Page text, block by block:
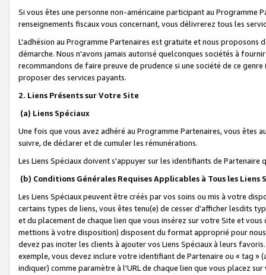
Si vous êtes une personne non-américaine participant au
renseignements fiscaux vous concernant, vous délivrerez tous les
L'adhésion au Programme Partenaires est gratuite et nous proposons
démarche. Nous n'avons jamais autorisé quelconques sociétés à
recommandons de faire preuve de prudence si une société de ce
proposer des services payants.
2. Liens Présents sur Votre Site
(a) Liens Spéciaux
Une fois que vous avez adhéré au Programme Partenaires, vous êtes
suivre, de déclarer et de cumuler les rémunérations.
Les Liens Spéciaux doivent s'appuyer sur les identifiants de Partenaire
(b) Conditions Générales Requises Applicables à Tous les Liens
Les Liens Spéciaux peuvent être créés par vos soins ou mis à votre
certains types de liens, vous êtes tenu(e) de cesser d'afficher lesdits
et du placement de chaque lien que vous insérez sur votre Site et
mettions à votre disposition) disposent du format approprié pour
devez pas inciter les clients à ajouter vos Liens Spéciaux à leurs
exemple, vous devez inclure votre identifiant de Partenaire ou « tag
indiquer) comme paramètre à l'URL de chaque lien que vous placez